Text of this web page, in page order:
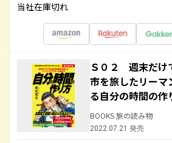
当社在庫切れ
Ｓ０２ 週末だけ
市を旅したリーマ
る自分の時間の作
BOOKS 旅の読み物
2022.07.21 発売